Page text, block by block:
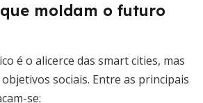
moldam o futuro
é o alicerce das smart cities, mas
sociais. Entre as principais
se: